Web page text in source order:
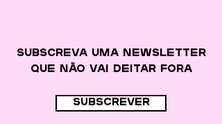
Subscreva uma newsletter
que não vai deitar fora
subscrever